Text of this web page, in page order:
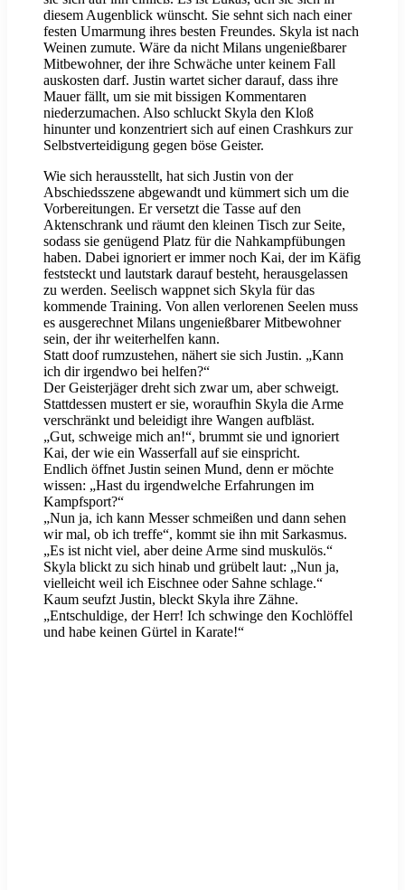
diesem Augenblick wünscht. Sie sehnt sich nach einer
festen Umarmung ihres besten Freundes. Skyla ist nach
Weinen zumute. Wäre da nicht Milans ungenießbarer
Mitbewohner, der ihre Schwäche unter keinem Fall
auskosten darf. Justin wartet sicher darauf, dass ihre
Mauer fällt, um sie mit bissigen Kommentaren
niederzumachen. Also schluckt Skyla den Kloß
hinunter und konzentriert sich auf einen Crashkurs zur
Selbstverteidigung gegen böse Geister.
Wie sich herausstellt, hat sich Justin von der
Abschiedsszene abgewandt und kümmert sich um die
Vorbereitungen. Er versetzt die Tasse auf den
Aktenschrank und räumt den kleinen Tisch zur Seite,
sodass sie genügend Platz für die Nahkampfübungen
haben. Dabei ignoriert er immer noch Kai, der im Käfig
feststeckt und lautstark darauf besteht, herausgelassen
zu werden. Seelisch wappnet sich Skyla für das
kommende Training. Von allen verlorenen Seelen muss
es ausgerechnet Milans ungenießbarer Mitbewohner
sein, der ihr weiterhelfen kann.
Statt doof rumzustehen, nähert sie sich Justin. „Kann
ich dir irgendwo bei helfen?“
Der Geisterjäger dreht sich zwar um, aber schweigt.
Stattdessen mustert er sie, woraufhin Skyla die Arme
verschränkt und beleidigt ihre Wangen aufbläst.
„Gut, schweige mich an!“, brummt sie und ignoriert
Kai, der wie ein Wasserfall auf sie einspricht.
Endlich öffnet Justin seinen Mund, denn er möchte
wissen: „Hast du irgendwelche Erfahrungen im
Kampfsport?“
„Nun ja, ich kann Messer schmeißen und dann sehen
wir mal, ob ich treffe“, kommt sie ihn mit Sarkasmus.
„Es ist nicht viel, aber deine Arme sind muskulös.“
Skyla blickt zu sich hinab und grübelt laut: „Nun ja,
vielleicht weil ich Eischnee oder Sahne schlage.“
Kaum seufzt Justin, bleckt Skyla ihre Zähne.
„Entschuldige, der Herr! Ich schwinge den Kochlöffel
und habe keinen Gürtel in Karate!“